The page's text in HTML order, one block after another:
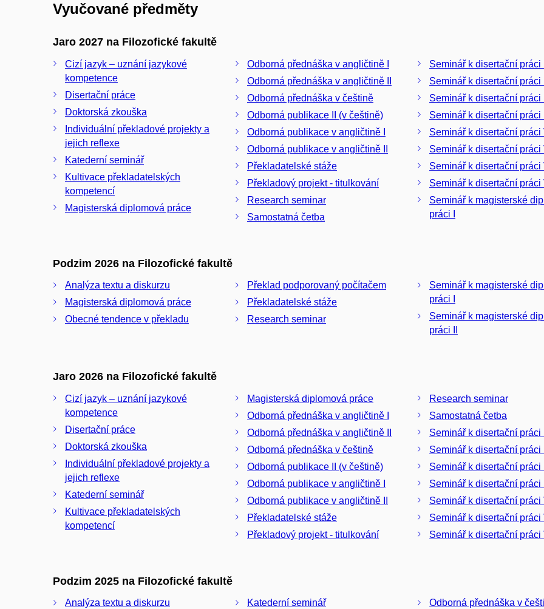
Vyučované předměty
Jaro 2027 na Filozofické fakultě
Cizí jazyk – uznání jazykové
kompetence
Disertační práce
Doktorská zkouška
Individuální překladové projekty a
jejich reflexe
Katederní seminář
Kultivace překladatelských
kompetencí
Magisterská diplomová práce
Odborná přednáška v angličtině I
Odborná přednáška v angličtině II
Odborná přednáška v češtině
Odborná publikace II (v češtině)
Odborná publikace v angličtině I
Odborná publikace v angličtině II
Překladatelské stáže
Překladový projekt - titulkování
Research seminar
Samostatná četba
Seminář k disertační práci
Seminář k disertační práci
Seminář k disertační práci
Seminář k disertační práci
Seminář k disertační práci
Seminář k disertační práci
Seminář k disertační práci
Seminář k disertační práci
Seminář k magisterské
práci I
Podzim 2026 na Filozofické fakultě
Analýza textu a diskurzu
Magisterská diplomová práce
Obecné tendence v překladu
Překlad podporovaný počítačem
Překladatelské stáže
Research seminar
Seminář k magisterské
práci I
Seminář k magisterské
práci II
Jaro 2026 na Filozofické fakultě
Cizí jazyk – uznání jazykové
kompetence
Disertační práce
Doktorská zkouška
Individuální překladové projekty a
jejich reflexe
Katederní seminář
Kultivace překladatelských
kompetencí
Magisterská diplomová práce
Odborná přednáška v angličtině I
Odborná přednáška v angličtině II
Odborná přednáška v češtině
Odborná publikace II (v češtině)
Odborná publikace v angličtině I
Odborná publikace v angličtině II
Překladatelské stáže
Překladový projekt - titulkování
Research seminar
Samostatná četba
Seminář k disertační práci
Seminář k disertační práci
Seminář k disertační práci
Seminář k disertační práci
Seminář k disertační práci
Seminář k disertační práci
Seminář k disertační práci
Podzim 2025 na Filozofické fakultě
Analýza textu a diskurzu
Katederní seminář
Odborná přednáška v